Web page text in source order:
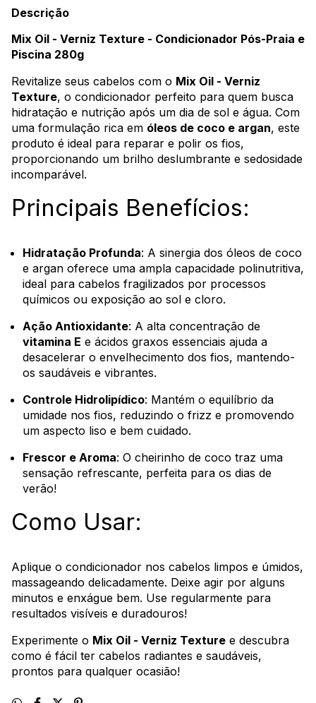
Descrição
Mix Oil - Verniz Texture - Condicionador Pós-Praia e
Piscina 280g
Revitalize seus cabelos com o Mix Oil - Verniz
Texture, o condicionador perfeito para quem busca
hidratação e nutrição após um dia de sol e água. Com
uma formulação rica em óleos de coco e argan, este
produto é ideal para reparar e polir os fios,
proporcionando um brilho deslumbrante e sedosidade
incomparável.
Principais Benefícios:
Hidratação Profunda: A sinergia dos óleos de coco
e argan oferece uma ampla capacidade polinutritiva,
ideal para cabelos fragilizados por processos
químicos ou exposição ao sol e cloro.
Ação Antioxidante: A alta concentração de
vitamina E e ácidos graxos essenciais ajuda a
desacelerar o envelhecimento dos fios, mantendo-
os saudáveis e vibrantes.
Controle Hidrolipídico: Mantém o equilíbrio da
umidade nos fios, reduzindo o frizz e promovendo
um aspecto liso e bem cuidado.
Frescor e Aroma: O cheirinho de coco traz uma
sensação refrescante, perfeita para os dias de
verão!
Como Usar:
Aplique o condicionador nos cabelos limpos e úmidos,
massageando delicadamente. Deixe agir por alguns
minutos e enxágue bem. Use regularmente para
resultados visíveis e duradouros!
Experimente o Mix Oil - Verniz Texture e descubra
como é fácil ter cabelos radiantes e saudáveis,
prontos para qualquer ocasião!